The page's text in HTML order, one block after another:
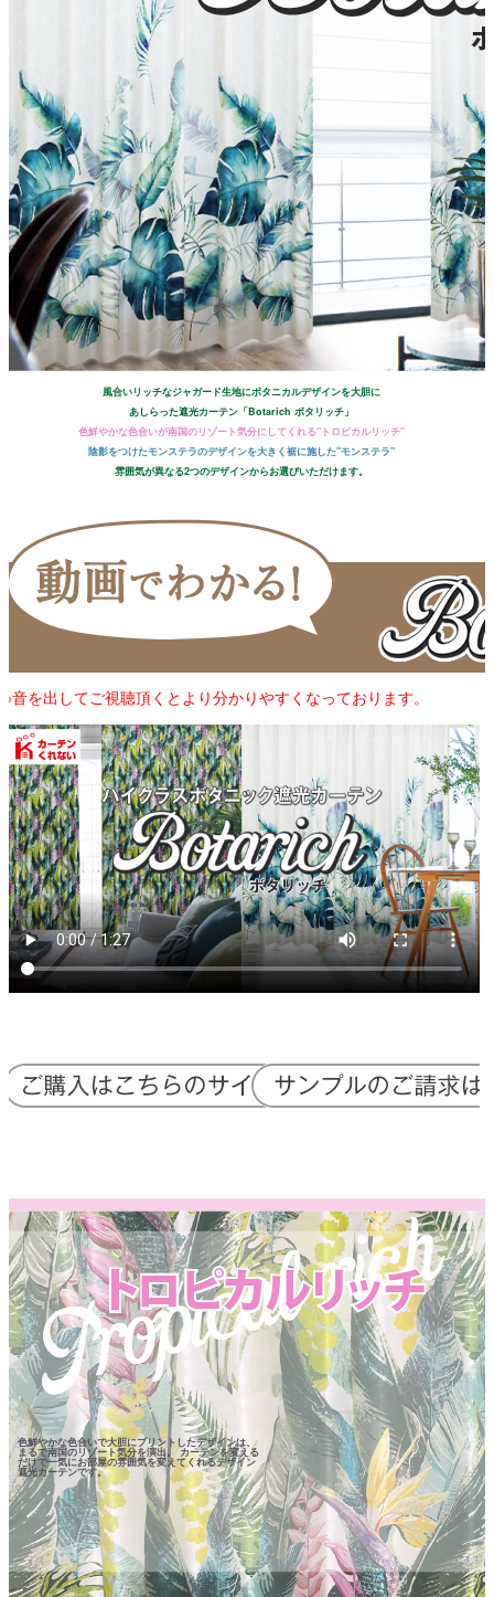
風合いリッチなジャガード生地にボタニカルデザインを大胆に
あしらった遮光カーテン「Botarich ボタリッチ」
色鮮やかな色合いが南国のリゾート気分にしてくれる"トロピカルリッチ"
陰影をつけたモンステラのデザインを大きく裾に施した"モンステラ"
雰囲気が異なる2つのデザインからお選びいただけます。
※音を出してご視聴頂くとより分かりやすくなっております。
色鮮やかな色合いで大胆にプリントしたデザインは、
まるで南国のリゾート気分を演出。 カーテンを変える
だけで一気にお部屋の雰囲気を変えてくれるデザイン
遮光カーテンです。